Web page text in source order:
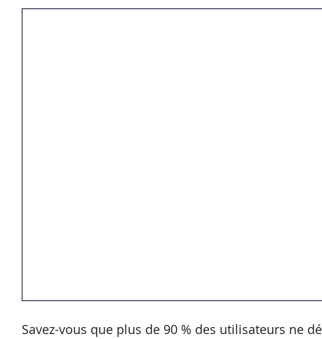
Savez-vous que plus de 90 % des utilisateurs ne